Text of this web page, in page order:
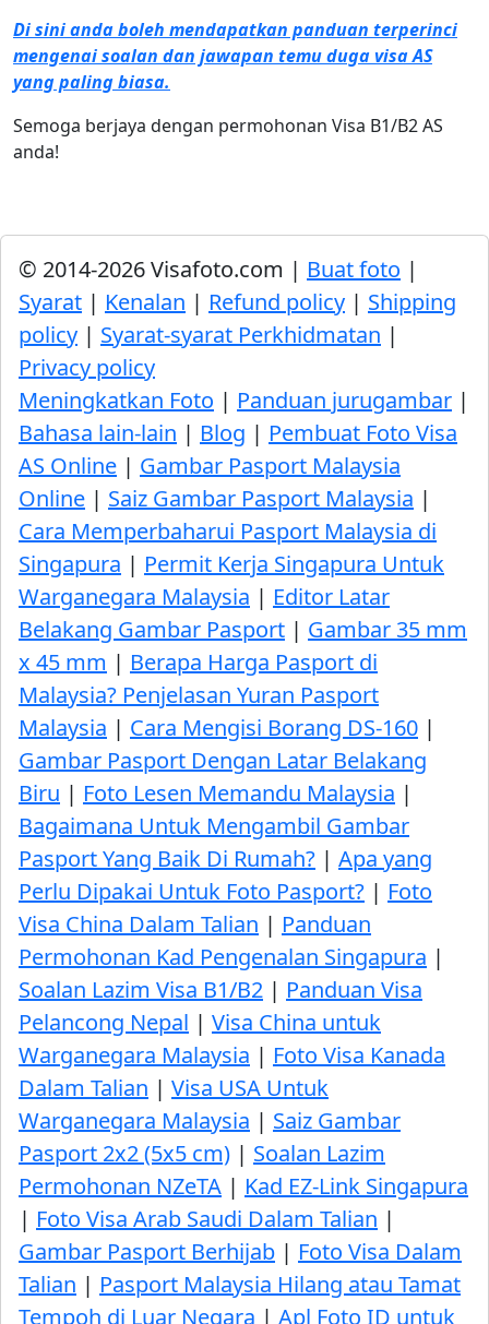
Di sini anda boleh mendapatkan panduan terperinci
mengenai soalan dan jawapan temu duga visa AS
yang paling biasa.
Semoga berjaya dengan permohonan Visa B1/B2 AS
anda!
© 2014-2026 Visafoto.com | Buat foto |
Syarat | Kenalan | Refund policy | Shipping
policy | Syarat-syarat Perkhidmatan |
Privacy policy
Meningkatkan Foto | Panduan jurugambar |
Bahasa lain-lain | Blog | Pembuat Foto Visa
AS Online | Gambar Pasport Malaysia
Online | Saiz Gambar Pasport Malaysia |
Cara Memperbaharui Pasport Malaysia di
Singapura | Permit Kerja Singapura Untuk
Warganegara Malaysia | Editor Latar
Belakang Gambar Pasport | Gambar 35 mm
x 45 mm | Berapa Harga Pasport di
Malaysia? Penjelasan Yuran Pasport
Malaysia | Cara Mengisi Borang DS-160 |
Gambar Pasport Dengan Latar Belakang
Biru | Foto Lesen Memandu Malaysia |
Bagaimana Untuk Mengambil Gambar
Pasport Yang Baik Di Rumah? | Apa yang
Perlu Dipakai Untuk Foto Pasport? | Foto
Visa China Dalam Talian | Panduan
Permohonan Kad Pengenalan Singapura |
Soalan Lazim Visa B1/B2 | Panduan Visa
Pelancong Nepal | Visa China untuk
Warganegara Malaysia | Foto Visa Kanada
Dalam Talian | Visa USA Untuk
Warganegara Malaysia | Saiz Gambar
Pasport 2x2 (5x5 cm) | Soalan Lazim
Permohonan NZeTA | Kad EZ-Link Singapura
| Foto Visa Arab Saudi Dalam Talian |
Gambar Pasport Berhijab | Foto Visa Dalam
Talian | Pasport Malaysia Hilang atau Tamat
Tempoh di Luar Negara | Apl Foto ID untuk